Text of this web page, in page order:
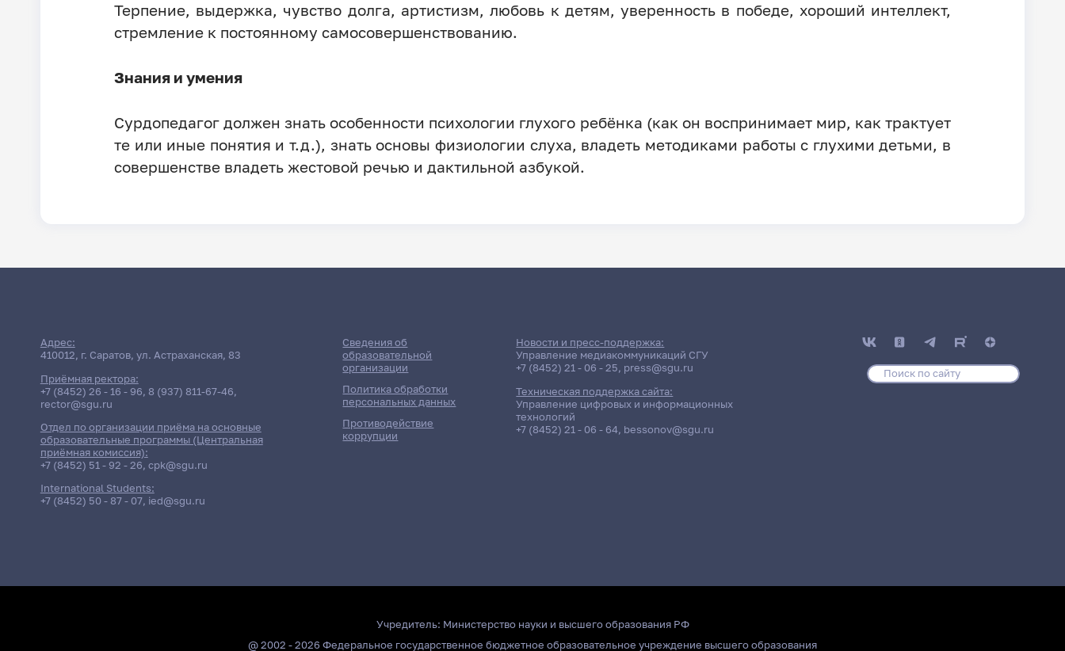
Терпение, выдержка, чувство долга, артистизм, любовь к детям, уверенность в победе, хороший интеллект,
стремление к постоянному самосовершенствованию.
Знания и умения
Сурдопедагог должен знать особенности психологии глухого ребёнка (как он воспринимает мир, как трактует
те или иные понятия и т.д.), знать основы физиологии слуха, владеть методиками работы с глухими детьми, в
совершенстве владеть жестовой речью и дактильной азбукой.
Адрес:
410012, г. Саратов, ул. Астраханская, 83
Приёмная ректора:
+7 (8452) 26 - 16 - 96, 8 (937) 811-67-46,
rector@sgu.ru
Отдел по организации приёма на основные
образовательные программы (Центральная
приёмная комиссия):
+7 (8452) 51 - 92 - 26, cpk@sgu.ru
International Students:
+7 (8452) 50 - 87 - 07, ied@sgu.ru
Сведения об
образовательной
организации
Политика обработки
персональных данных
Противодействие
коррупции
Новости и пресс-поддержка:
Управление медиакоммуникаций СГУ
+7 (8452) 21 - 06 - 25, press@sgu.ru
Техническая поддержка сайта:
Управление цифровых и информационных
технологий
+7 (8452) 21 - 06 - 64, bessonov@sgu.ru
Учредитель: Министерство науки и высшего образования РФ
@ 2002 - 2026 Федеральное государственное бюджетное образовательное учреждение высшего образования